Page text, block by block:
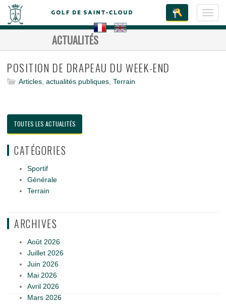
ACTUALITÉS
POSITION DE DRAPEAU DU WEEK-END
Articles actualités publiques Terrain
TOUTES LES ACTUALITÉS
CATÉGORIES
Sportif
Générale
Terrain
ARCHIVES
Août 2026
Juillet 2026
Juin 2026
Mai 2026
Avril 2026
Mars 2026